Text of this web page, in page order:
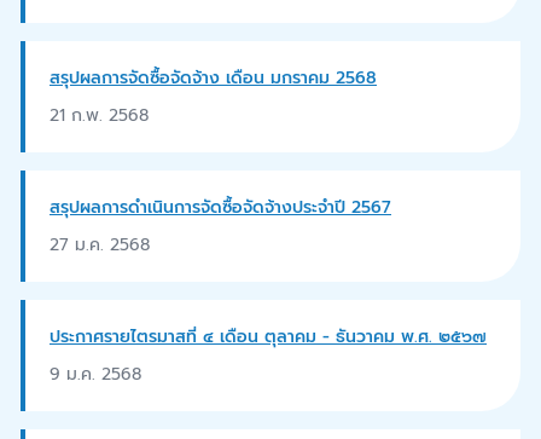
สรุปผลการจัดซื้อจัดจ้าง เดือน มกราคม 2568
21 ก.พ. 2568
สรุปผลการดำเนินการจัดซื้อจัดจ้างประจำปี 2567
27 ม.ค. 2568
ประกาศรายไตรมาสที่ ๔ เดือน ตุลาคม - ธันวาคม พ.ศ. ๒๕๖๗
9 ม.ค. 2568